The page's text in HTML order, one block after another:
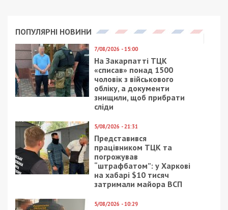
ПОПУЛЯРНІ НОВИНИ
7/08/2026 - 15:00
На Закарпатті ТЦК
«списав» понад 1500
чоловік з військового
обліку, а документи
знищили, щоб прибрати
сліди
5/08/2026 - 21:31
Представився
працівником ТЦК та
погрожував
“штрафбатом”: у Харкові
на хабарі $10 тисяч
затримали майора ВСП
5/08/2026 - 10:29